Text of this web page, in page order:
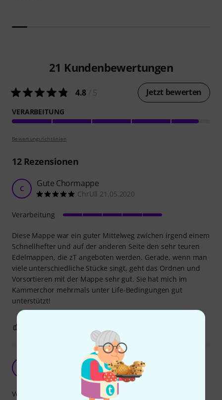
21 Kundenbewertungen
4.8 Jetzt bewerten
VERARBEITUNG
Bewertungsrichtlinien
12Rezensionen
C Gute Chormappe
ChrUll 21.05.2020
Diese Mappe war ein guter Mittelweg zwichen irgend einem
Schnellhefter und auf der anderen Seite den sehr teuren
Edelmappen, die zT angeboten werden. Gerade, wenn man
viele unterschiedliche Stücke singt, geht das Ordnen und
Vorsortieren mit der Mappe sehr gut. Sie hat mich im
Kammerchor mehrmals unter Life-Bedingungen gut
unterstützt!
Verarbeitung
gute Notenmappe
Anonym 22.07.2016
Verarbeitung